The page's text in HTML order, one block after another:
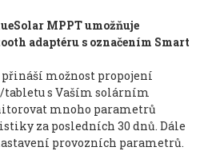
MPPT umožňuje
adaptéru s označením Smart
možnost propojení
tabletu s Vaším solárním
mnoho parametrů
za posledních 30 dnů. Dále
provozních parametrů.